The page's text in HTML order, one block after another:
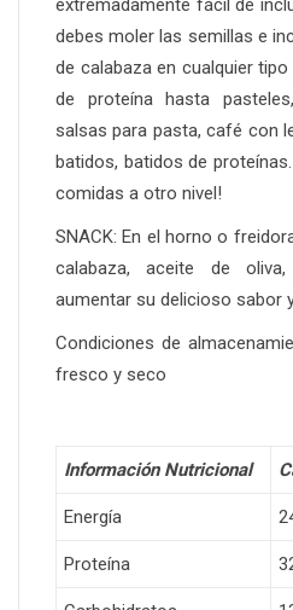
extremadamente fácil de
debes moler las semillas e
de calabaza en cualquier
de proteína hasta
salsas para pasta, café con
batidos, batidos de
comidas a otro nivel!
SNACK: En el horno o
calabaza, aceite de
aumentar su delicioso sabor
Condiciones de
fresco y seco
Información Nutricional
Energía
Proteína